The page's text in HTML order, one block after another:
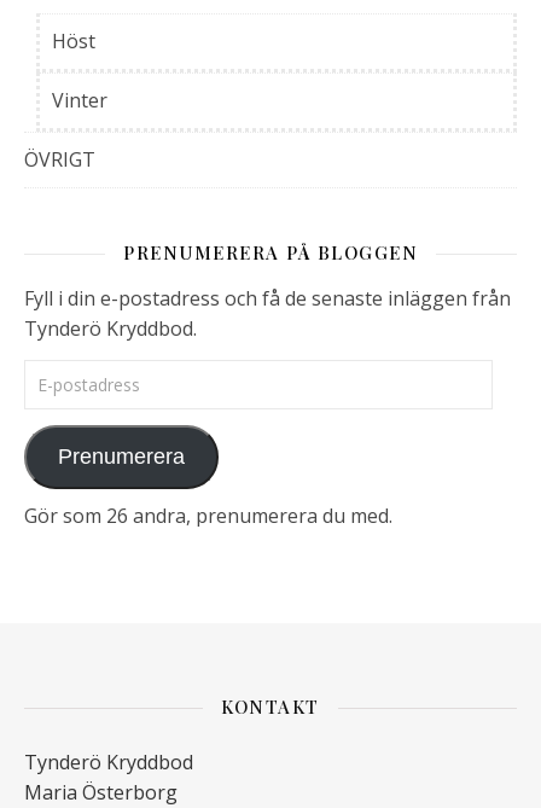
Höst
Vinter
ÖVRIGT
PRENUMERERA PÅ BLOGGEN
Fyll i din e-postadress och få de senaste inläggen från
Tynderö Kryddbod.
E-postadress
Prenumerera
Gör som 26 andra, prenumerera du med.
KONTAKT
Tynderö Kryddbod
Maria Österborg